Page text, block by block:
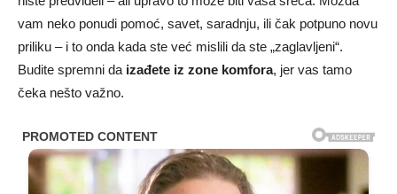
vam neko ponudi pomoć, savet, saradnju, ili čak potpuno novu
priliku – i to onda kada ste već mislili da ste „zaglavljeni“.
Budite spremni da izađete iz zone komfora, jer vas tamo
čeka nešto važno.